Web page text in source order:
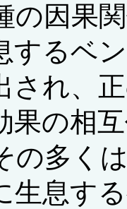
の因果
するベ
され、
果の相
の多く
生息す